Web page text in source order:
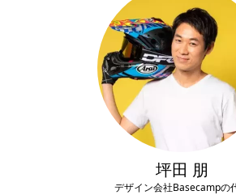
坪田 朋
デザイン会社Basecampの